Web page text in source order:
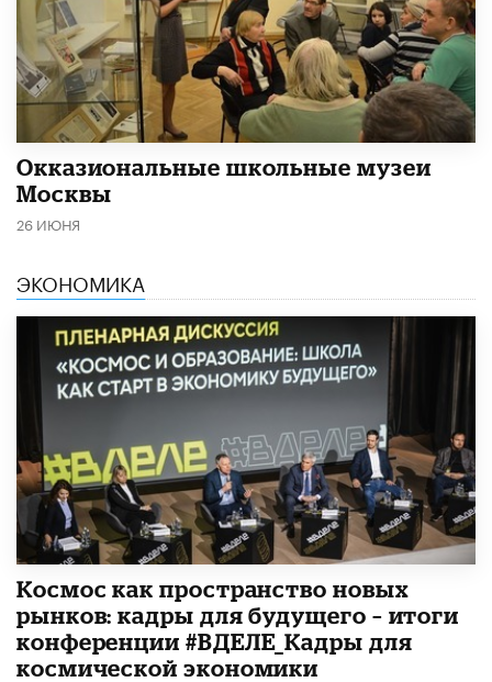
​Окказиональные школьные музеи
Москвы
26 ИЮНЯ
ЭКОНОМИКА
Космос как пространство новых
рынков: кадры для будущего – итоги
конференции #ВДЕЛЕ_Кадры для
космической экономики